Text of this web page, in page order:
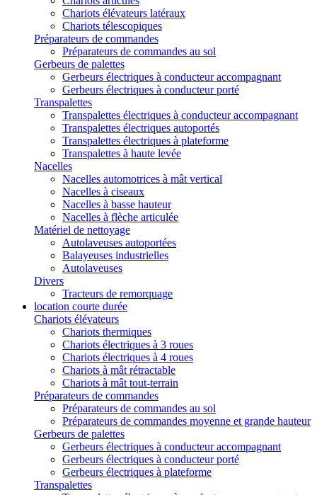
Chariots élévateurs latéraux
Chariots télescopiques
Préparateurs de commandes
Préparateurs de commandes au sol
Gerbeurs de palettes
Gerbeurs électriques à conducteur accompagnant
Gerbeurs électriques à conducteur porté
Transpalettes
Transpalettes électriques à conducteur accompagnant
Transpalettes électriques autoportés
Transpalettes électriques à plateforme
Transpalettes à haute levée
Nacelles
Nacelles automotrices à mât vertical
Nacelles à ciseaux
Nacelles à basse hauteur
Nacelles à flèche articulée
Matériel de nettoyage
Autolaveuses autoportées
Balayeuses industrielles
Autolaveuses
Divers
Tracteurs de remorquage
location courte durée
Chariots élévateurs
Chariots thermiques
Chariots électriques à 3 roues
Chariots électriques à 4 roues
Chariots à mât rétractable
Chariots à mât tout-terrain
Préparateurs de commandes
Préparateurs de commandes au sol
Préparateurs de commandes moyenne et grande hauteur
Gerbeurs de palettes
Gerbeurs électriques à conducteur accompagnant
Gerbeurs électriques à conducteur porté
Gerbeurs électriques à plateforme
Transpalettes